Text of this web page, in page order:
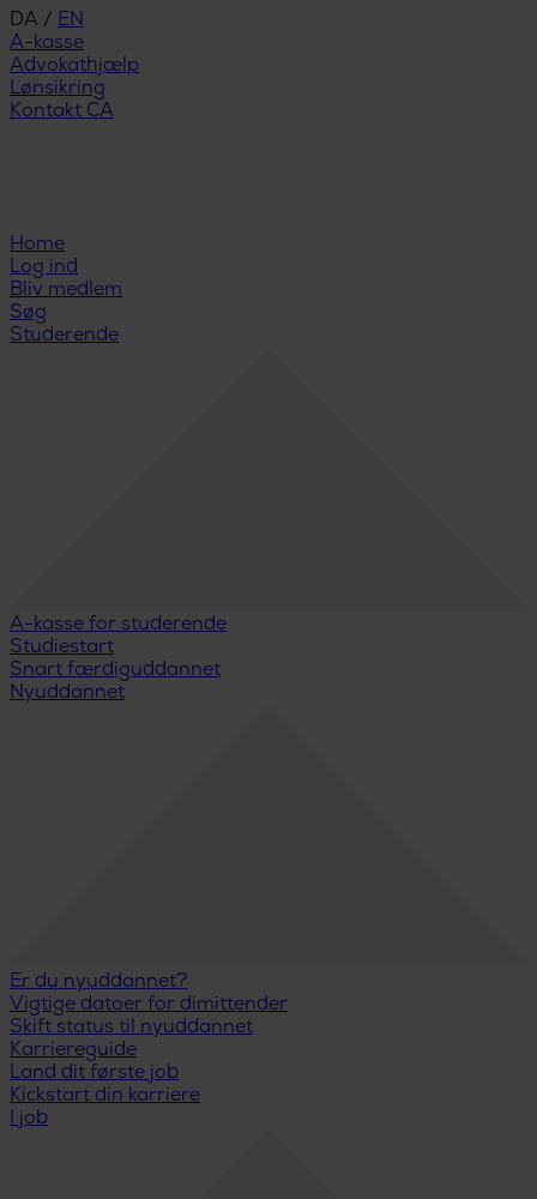
DA / EN
A-kasse
Advokathjælp
Lønsikring
Kontakt CA
Home
Log ind
Bliv medlem
Søg
Studerende
A-kasse for studerende
Studiestart
Snart færdiguddannet
Nyuddannet
Er du nyuddannet?
Vigtige datoer for dimittender
Skift status til nyuddannet
Karriereguide
Land dit første job
Kickstart din karriere
I job